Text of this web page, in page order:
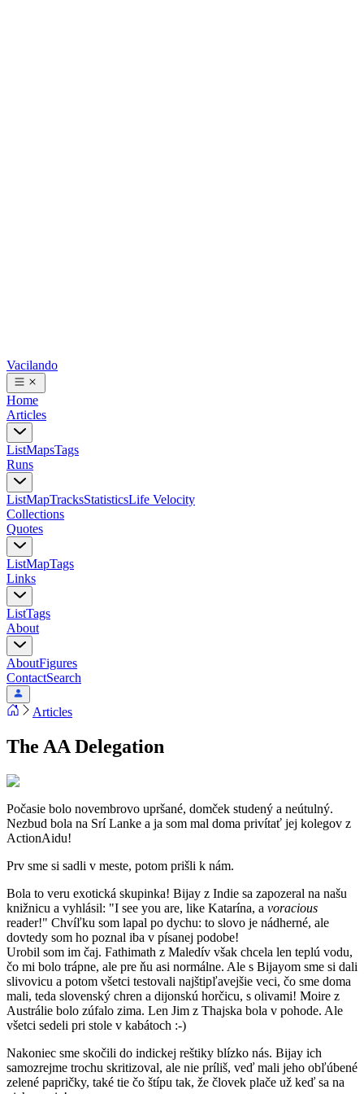
Vacilando
Home
Articles
ListMapsTags
Runs
ListMapTracksStatisticsLife Velocity
Collections
Quotes
ListMapTags
Links
ListTags
About
AboutFigures
ContactSearch
Articles
The AA Delegation
Počasie bolo novembrovo upršané, domček studený a neútulný.
Nezbud bola na Srí Lanke a ja som mal doma privítať jej kolegov z
ActionAidu!
Prv sme si sadli v meste, potom prišli k nám.
Bola to veru exotická skupinka! Bijay z Indie sa zapozeral na našu
knižnicu a vyhlásil: "I see you are, like Katarína, a voracious
reader!" Chvíľku som lapal po dychu: to slovo je nádherné, ale
dovtedy som ho poznal iba v písanej podobe!
Urobil som im čaj. Fathimath z Maledív však chcela len teplú vodu,
čo mi bolo trápne, ale pre ňu asi normálne. Ale s Bijayom sme si dali
slivovicu a potom všetci testovali najštipľavejšie veci, čo sme doma
mali, teda slovenský chren a dijonskú horčicu, s olivami! Moire z
Austrálie bolo zúfalo zima. Len Jim z Thajska bola v pohode. Ale
všetci sedeli pri stole v kabátoch :-)
Nakoniec sme skočili do indickej reštiky blízko nás. Bijay ich
samozrejme trochu skritizoval, ale nie príliš, veď mali jeho obľúbené
zelené papričky, také tie čo štípu tak, že človek plače už keď sa na